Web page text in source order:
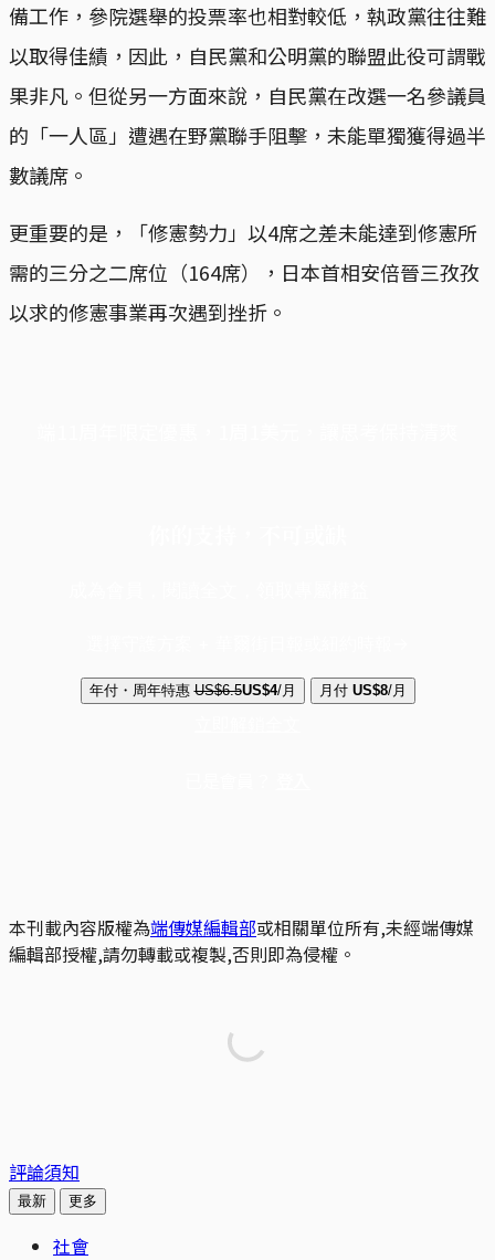
備工作，參院選舉的投票率也相對較低，執政黨往往難
以取得佳績，因此，自民黨和公明黨的聯盟此役可謂戰
果非凡。但從另一方面來說，自民黨在改選一名參議員
的「一人區」遭遇在野黨聯手阻擊，未能單獨獲得過半
數議席。
更重要的是，「修憲勢力」以4席之差未能達到修憲所
需的三分之二席位（164席），日本首相安倍晉三孜孜
以求的修憲事業再次遇到挫折。
年付・周年特惠 US$6.5US$4/月 月付 US$8/月
本刊載內容版權為端傳媒編輯部或相關單位所有,未經端傳媒
編輯部授權,請勿轉載或複製,否則即為侵權。
評論須知
最新 更多
社會